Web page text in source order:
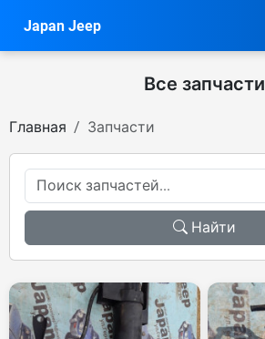
Japan Jeep
Все запчасти
Главная Запчасти
Найти